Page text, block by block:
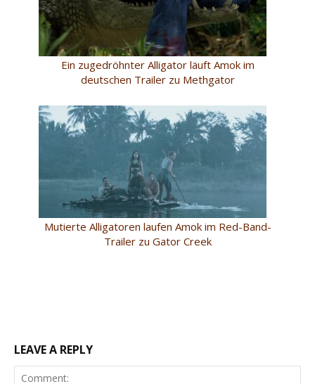
Ein zugedröhnter Alligator läuft Amok im
deutschen Trailer zu Methgator
Mutierte Alligatoren laufen Amok im Red-Band-
Trailer zu Gator Creek
LEAVE A REPLY